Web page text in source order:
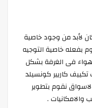
لأبد من وجود خاصية
بفعله خاصية التوجيه
فى الغرفة بشكل
كاريير كونسيلد
نقوم بتطوير
والامكانيات .